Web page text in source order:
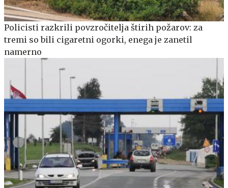
Policisti razkrili povzročitelja štirih požarov: za
tremi so bili cigaretni ogorki, enega je zanetil
namerno